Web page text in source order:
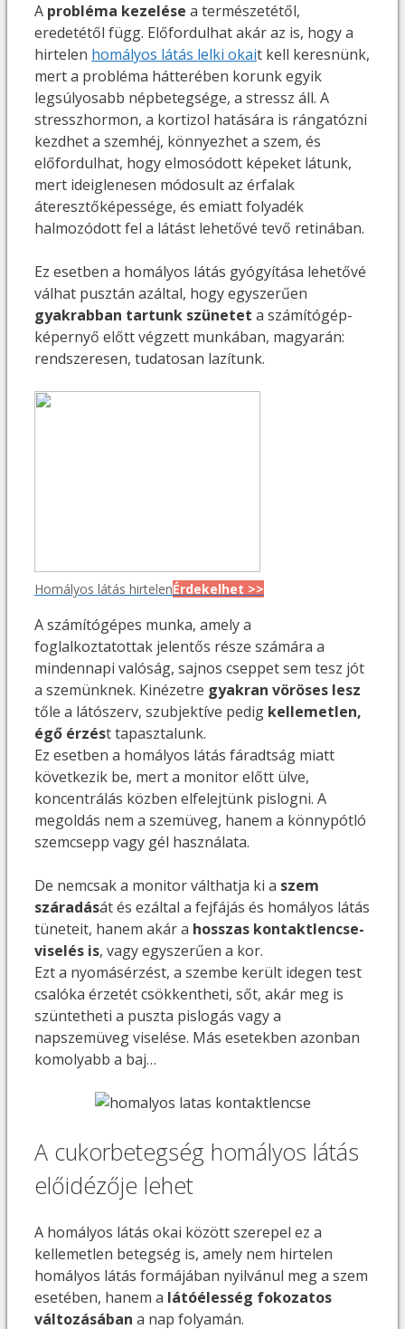
A probléma kezelése a természetétől,
eredetétől függ. Előfordulhat akár az is, hogy a
hirtelen homályos látás lelki okait kell keresnünk,
mert a probléma hátterében korunk egyik
legsúlyosabb népbetegsége, a stressz áll. A
stresszhormon, a kortizol hatására is rángatózni
kezdhet a szemhéj, könnyezhet a szem, és
előfordulhat, hogy elmosódott képeket látunk,
mert ideiglenesen módosult az érfalak
áteresztőképessége, és emiatt folyadék
halmozódott fel a látást lehetővé tevő retinában.
Ez esetben a homályos látás gyógyítása lehetővé
válhat pusztán azáltal, hogy egyszerűen
gyakrabban tartunk szünetet a számítógép-
képernyő előtt végzett munkában, magyarán:
rendszeresen, tudatosan lazítunk.
Homályos látás hirtelenÉrdekelhet >>
A számítógépes munka, amely a
foglalkoztatottak jelentős része számára a
mindennapi valóság, sajnos cseppet sem tesz jót
a szemünknek. Kinézetre gyakran vöröses lesz
tőle a látószerv, szubjektíve pedig kellemetlen,
égő érzést tapasztalunk.
Ez esetben a homályos látás fáradtság miatt
következik be, mert a monitor előtt ülve,
koncentrálás közben elfelejtünk pislogni. A
megoldás nem a szemüveg, hanem a könnypótló
szemcsepp vagy gél használata.
De nemcsak a monitor válthatja ki a szem
száradását és ezáltal a fejfájás és homályos látás
tüneteit, hanem akár a hosszas kontaktlencse-
viselés is, vagy egyszerűen a kor.
Ezt a nyomásérzést, a szembe került idegen test
csalóka érzetét csökkentheti, sőt, akár meg is
szüntetheti a puszta pislogás vagy a
napszemüveg viselése. Más esetekben azonban
komolyabb a baj…
A cukorbetegség homályos látás
előidézője lehet
A homályos látás okai között szerepel ez a
kellemetlen betegség is, amely nem hirtelen
homályos látás formájában nyilvánul meg a szem
esetében, hanem a látóélesség fokozatos
változásában a nap folyamán.